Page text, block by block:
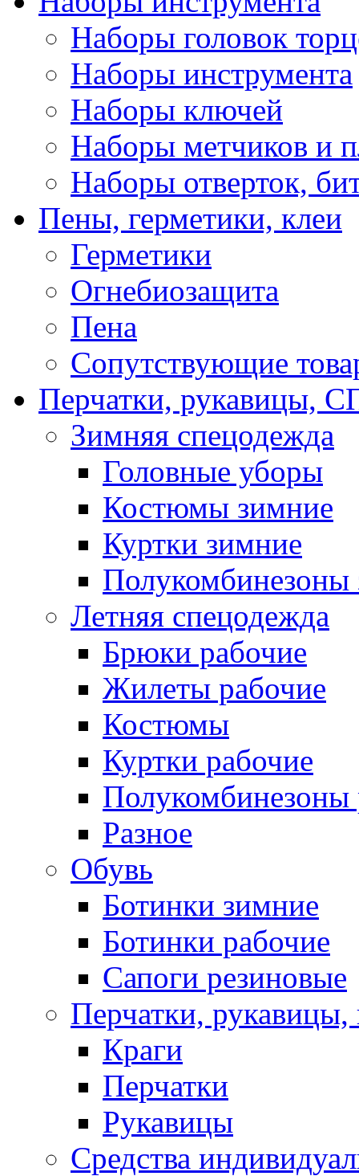
Наборы головок
Наборы инструмента
Наборы ключей
Наборы метчиков и
Наборы отверток,
Пены, герметики, клеи
Герметики
Огнебиозащита
Пена
Сопутствующие
Перчатки,
Зимняя спецодежда
Головные уборы
Костюмы зимние
Куртки зимние
Полукомбинезоны
Летняя спецодежда
Брюки рабочие
Жилеты рабочие
Костюмы
Куртки рабочие
Полукомбинезоны
Разное
Обувь
Ботинки зимние
Ботинки рабочие
Сапоги резиновые
Перчатки, рукавицы,
Краги
Перчатки
Рукавицы
Средства